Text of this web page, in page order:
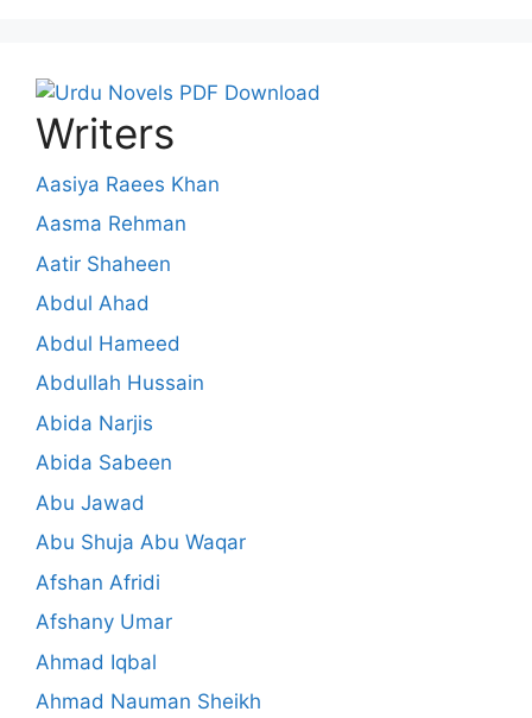
Writers
Aasiya Raees Khan
Aasma Rehman
Aatir Shaheen
Abdul Ahad
Abdul Hameed
Abdullah Hussain
Abida Narjis
Abida Sabeen
Abu Jawad
Abu Shuja Abu Waqar
Afshan Afridi
Afshany Umar
Ahmad Iqbal
Ahmad Nauman Sheikh